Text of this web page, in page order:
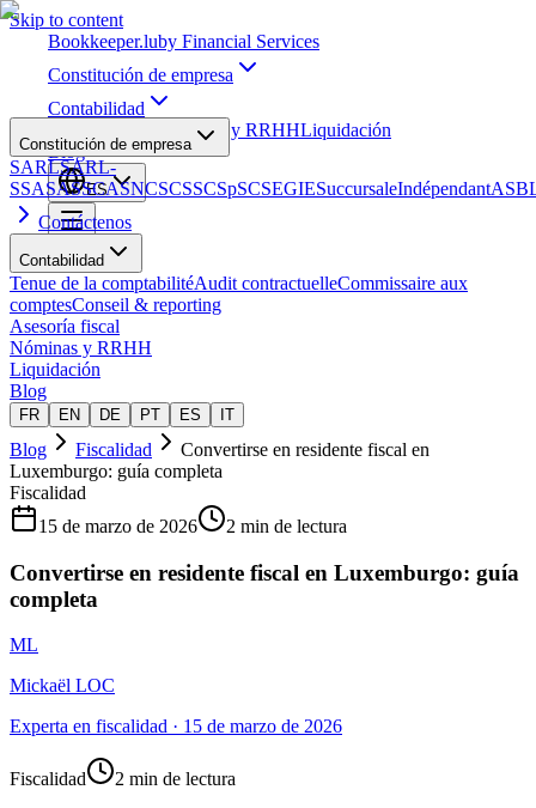
Skip to content
Bookkeeper.luby Financial Services
Constitución de empresa
Contabilidad
Nóminas y RRHHLiquidación
Blog
ES
Constitución de empresa
SARLSARL-
SSASASSCASNCSCSSCSpSCSEGIESuccursaleIndépendant
Contáctenos
Contabilidad
Tenue de la comptabilitéAudit contractuelleCommissaire aux
comptesConseil & reporting
Asesoría fiscal
Nóminas y RRHH
Liquidación
Blog
FR EN DE PT ES IT
Blog Fiscalidad
Convertirse en residente fiscal en
Luxemburgo: guía completa
Fiscalidad
15 de marzo de 2026
2 min de lectura
Convertirse en residente fiscal en Luxemburgo: guía
completa
ML
Mickaël LOC
Experta en fiscalidad · 15 de marzo de 2026
Fiscalidad 2 min de lectura